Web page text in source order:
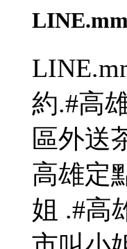
約.#高
區外送
高雄定
姐 .#高